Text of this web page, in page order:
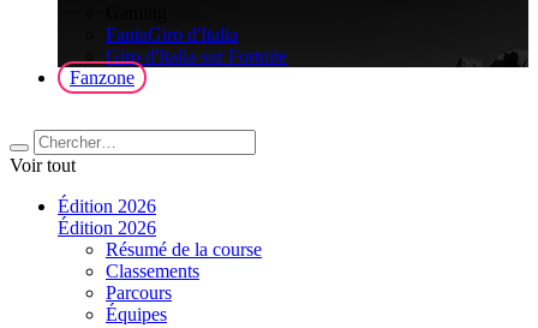
FantaGiro d'Italia
Giro d'Italia sur Fortnite
Fanzone
Voir tout
Édition 2026
Édition 2026
Résumé de la course
Classements
Parcours
Équipes